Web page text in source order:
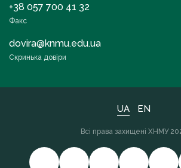
+38 057 700 41 32
Факс
dovira@knmu.edu.ua
Скринька довіри
UA EN
Всі права захищені ХНМУ